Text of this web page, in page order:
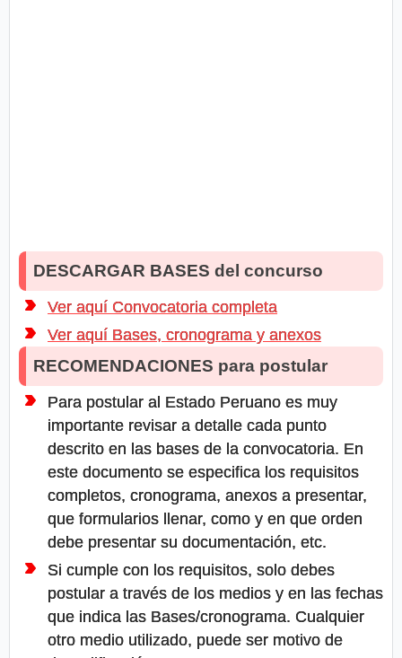
DESCARGAR BASES del concurso
Ver aquí Convocatoria completa
Ver aquí Bases, cronograma y anexos
RECOMENDACIONES para postular
Para postular al Estado Peruano es muy
importante revisar a detalle cada punto
descrito en las bases de la convocatoria. En
este documento se especifica los requisitos
completos, cronograma, anexos a presentar,
que formularios llenar, como y en que orden
debe presentar su documentación, etc.
Si cumple con los requisitos, solo debes
postular a través de los medios y en las fechas
que indica las Bases/cronograma. Cualquier
otro medio utilizado, puede ser motivo de